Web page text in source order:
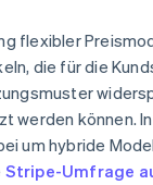
flexibler
die für die
werden können.
um hybride
Stripe-Umfrage